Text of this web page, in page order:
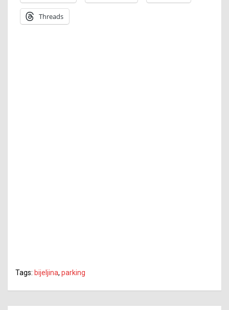
Threads
Tags: bijeljina, parking